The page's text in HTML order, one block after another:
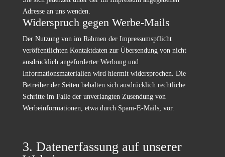
Adresse an uns wenden.
Widerspruch gegen Werbe-Mails
Der Nutzung von im Rahmen der Impressumspflicht
veröffentlichten Kontaktdaten zur Übersendung von nicht
ausdrücklich angeforderter Werbung und
Informationsmaterialien wird hiermit widersprochen. Die
Betreiber der Seiten behalten sich ausdrücklich rechtliche
Schritte im Falle der unverlangten Zusendung von
Werbeinformationen, etwa durch Spam-E-Mails, vor.
3. Datenerfassung auf unserer